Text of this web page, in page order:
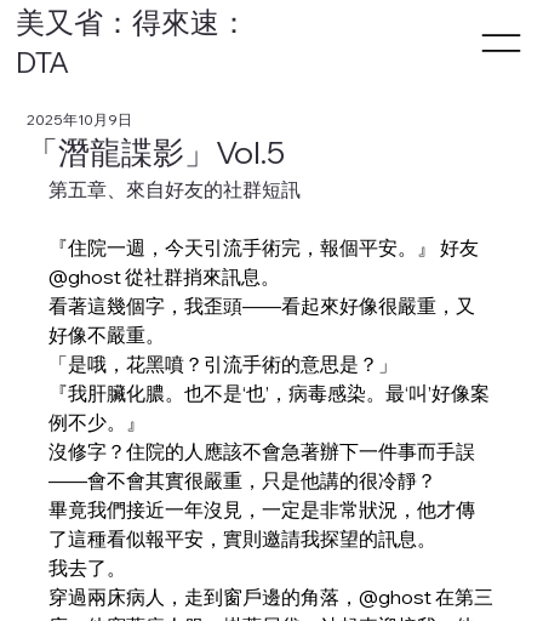
美又省：得來速：
DTA
「潛龍諜影」Vol.5
2025年10月9日
第五章、來自好友的社群短訊
『住院一週，今天引流手術完，報個平安。』 好友
@ghost 從社群捎來訊息。
看著這幾個字，我歪頭——看起來好像很嚴重，又
好像不嚴重。
「是哦，花黑噴？引流手術的意思是？」
『我肝臟化膿。也不是‘也’，病毒感染。最‘叫’好像案
例不少。』
沒修字？住院的人應該不會急著辦下一件事而手誤
——會不會其實很嚴重，只是他講的很冷靜？
畢竟我們接近一年沒見，一定是非常狀況，他才傳
了這種看似報平安，實則邀請我探望的訊息。
我去了。
穿過兩床病人，走到窗戶邊的角落，@ghost 在第三